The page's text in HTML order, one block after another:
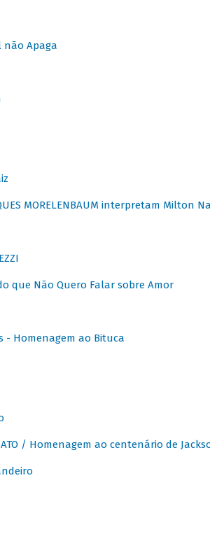
não Apaga
MORELENBAUM interpretam Milton
que Não Quero Falar sobre Amor
- Homenagem ao Bituca
/ Homenagem ao centenário de